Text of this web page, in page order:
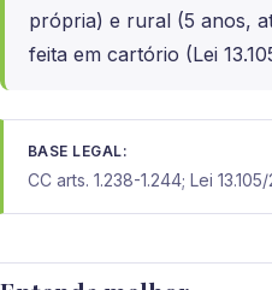
própria) e rural (5 anos,
feita em cartório (Lei
BASE LEGAL:
CC arts. 1.238-1.244; Lei 13.105/